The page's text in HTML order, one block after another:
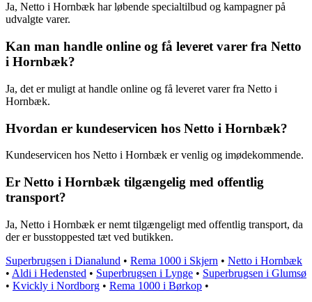
Ja, Netto i Hornbæk har løbende specialtilbud og kampagner på
udvalgte varer.
Kan man handle online og få leveret varer fra Netto
i Hornbæk?
Ja, det er muligt at handle online og få leveret varer fra Netto i
Hornbæk.
Hvordan er kundeservicen hos Netto i Hornbæk?
Kundeservicen hos Netto i Hornbæk er venlig og imødekommende.
Er Netto i Hornbæk tilgængelig med offentlig
transport?
Ja, Netto i Hornbæk er nemt tilgængeligt med offentlig transport, da
der er busstoppested tæt ved butikken.
Superbrugsen i Dianalund • Rema 1000 i Skjern • Netto i Hornbæk
• Aldi i Hedensted • Superbrugsen i Lynge • Superbrugsen i Glumsø
• Kvickly i Nordborg • Rema 1000 i Børkop •